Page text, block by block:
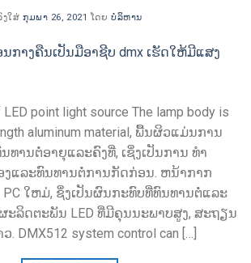
ງໃສ່ ກຸມພາ 26, 2021 ໂດຍບໍລິຫານ
point light source The lamp body is
aluminum material, ພື້ນຜິວແມ່ນການ
ານຕໍ່ອາຍຸແລະຄົງທີ່, ເຊິ່ງເປັນການ ທຳ
ງແລະທົນທານຕໍ່ການກັດກ່ອນ. ຫນ້າກາກ
PC ໃຫມ່, ຊຶ່ງເປັນຜົນກະທົບທີ່ທົນທານຕໍ່ແລະ
ະລິດຕະພັນ LED ທີ່ມີຄຸນນະພາບສູງ, ສະຖຽນ
. DMX512 system control can […]